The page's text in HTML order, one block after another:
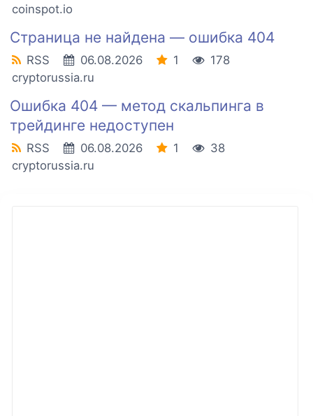
coinspot.io
Страница не найдена — ошибка 404
RSS 06.08.2026 1
178
cryptorussia.ru
Ошибка 404 — метод скальпинга в
трейдинге недоступен
RSS 06.08.2026 1
38
cryptorussia.ru